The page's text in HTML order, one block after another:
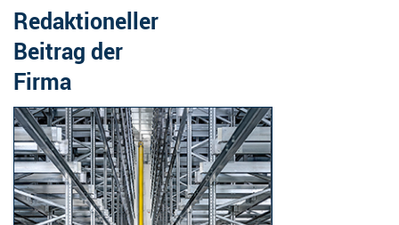
Redaktioneller
Beitrag der
Firma